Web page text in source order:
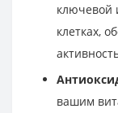
ключевой
клетках,
вашим